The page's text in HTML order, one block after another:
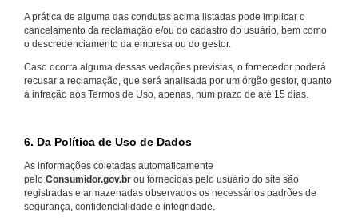
A prática de alguma das condutas acima listadas pode implicar o
cancelamento da reclamação e/ou do cadastro do usuário, bem como
o descredenciamento da empresa ou do gestor.
Caso ocorra alguma dessas vedações previstas, o fornecedor poderá
recusar a reclamação, que será analisada por um órgão gestor, quanto
à infração aos Termos de Uso, apenas, num prazo de até 15 dias.
6. Da Política de Uso de Dados
As informações coletadas automaticamente
pelo Consumidor.gov.br ou fornecidas pelo usuário do site são
registradas e armazenadas observados os necessários padrões de
segurança, confidencialidade e integridade.